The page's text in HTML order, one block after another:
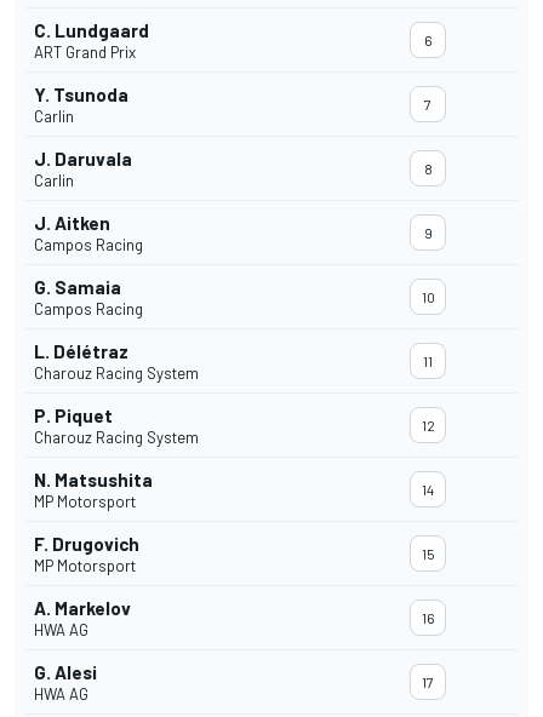
C. Lundgaard
ART Grand Prix
6
Y. Tsunoda
Carlin
7
J. Daruvala
Carlin
8
J. Aitken
Campos Racing
9
G. Samaia
Campos Racing
10
L. Délétraz
Charouz Racing System
11
P. Piquet
Charouz Racing System
12
N. Matsushita
MP Motorsport
14
F. Drugovich
MP Motorsport
15
A. Markelov
HWA AG
16
G. Alesi
HWA AG
17